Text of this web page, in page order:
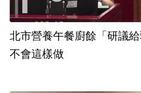
北市營養午餐廚餘「研議
不會這樣做